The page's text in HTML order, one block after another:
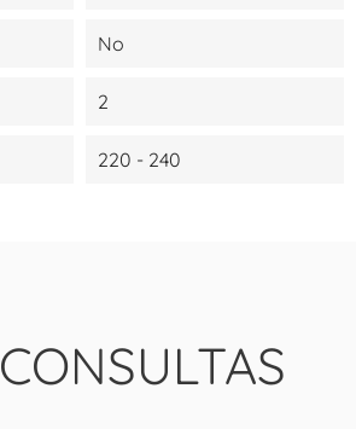
No
2
220 - 240
CONSULTAS